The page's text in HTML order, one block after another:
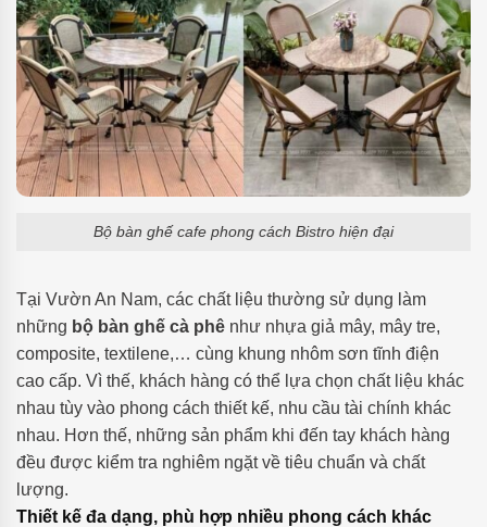
Bộ bàn ghế cafe phong cách Bistro hiện đại
Tại Vườn An Nam, các chất liệu thường sử dụng làm
những bộ bàn ghế cà phê như nhựa giả mây, mây tre,
composite, textilene,… cùng khung nhôm sơn tĩnh điện
cao cấp. Vì thế, khách hàng có thể lựa chọn chất liệu khác
nhau tùy vào phong cách thiết kế, nhu cầu tài chính khác
nhau. Hơn thế, những sản phẩm khi đến tay khách hàng
đều được kiểm tra nghiêm ngặt về tiêu chuẩn và chất
lượng.
Thiết kế đa dạng, phù hợp nhiều phong cách khác